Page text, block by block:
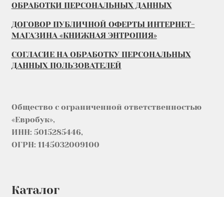
ОБРАБОТКИ ПЕРСОНАЛЬНЫХ ДАННЫХ
ДОГОВОР ПУБЛИЧНОЙ ОФЕРТЫ ИНТЕРНЕТ-
МАГАЗИНА «КНИЖНАЯ ЭНТРОПИЯ»
СОГЛАСИЕ НА ОБРАБОТКУ ПЕРСОНАЛЬНЫХ
ДАННЫХ ПОЛЬЗОВАТЕЛЕЙ
Общество с ограниченной ответственностью
«Евробук»,
ИНН: 5015285446,
ОГРН: 1145032009100
Каталог